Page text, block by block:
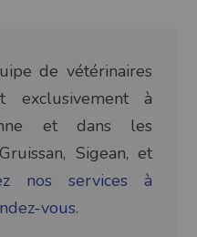
de vétérinaires
exclusivement à
et dans les
Sigean, et
nos services à
vous.